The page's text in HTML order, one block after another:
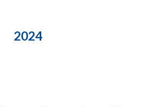
2024